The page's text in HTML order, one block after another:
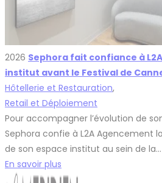
précision une cabine de soin et
standards de la marque.
2026 Sephora fait confiance à
institut avant le Festival de
Hôtellerie et Restauration,
Retail et Déploiement
Pour accompagner l’évolution de
Sephora confie à L2A Agencement
de son espace institut au sein de la…
En savoir plus